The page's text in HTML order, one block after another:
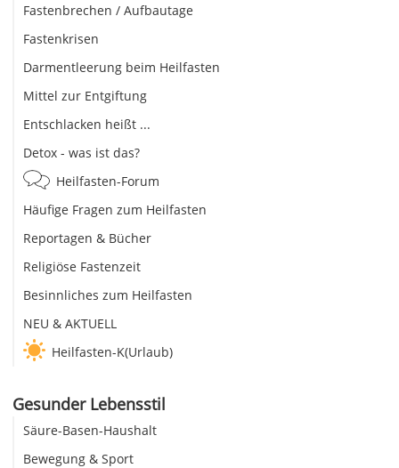
Fastenbrechen / Aufbautage
Fastenkrisen
Darmentleerung beim Heilfasten
Mittel zur Entgiftung
Entschlacken heißt ...
Detox - was ist das?
Heilfasten-Forum
Häufige Fragen zum Heilfasten
Reportagen & Bücher
Religiöse Fastenzeit
Besinnliches zum Heilfasten
NEU & AKTUELL
Heilfasten-K(Urlaub)
Gesunder Lebensstil
Säure-Basen-Haushalt
Bewegung & Sport